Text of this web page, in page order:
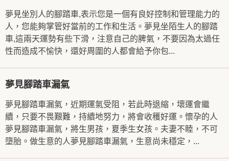
夢見坐別人的腳踏車,表示您是一個有良好控制和管理能力的
人，您能夠掌管好當前的工作和生活。夢見坐陌生人的腳踏
車,這兩天運勢有些下滑，注意自己的脾氣，不要因為太過任
性而造成不愉快，還好周圍的人都會給予你包...
夢見腳踏車漏氣
夢見腳踏車漏氣，近期運氣受阻，若此時退縮，壞運會繼
續，只要不畏艱難，持續地努力，將會收穫好運。懷孕的人
夢見腳踏車漏氣，將生男孩，夏季生女孩。夫妻不睦，不可
墮胎。做生意的人夢見腳踏車漏氣，生意尚未穩定，...